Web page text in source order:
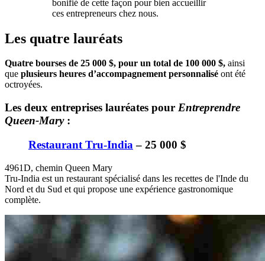
bonifié de cette façon pour bien accueillir
ces entrepreneurs chez nous.
Les quatre lauréats
Quatre bourses de 25 000 $, pour un total de 100 000 $, ainsi
que plusieurs heures d’accompagnement personnalisé ont été
octroyées.
Les deux entreprises lauréates pour Entreprendre
Queen-Mary:
Restaurant Tru-India – 25 000 $
4961D, chemin Queen Mary
Tru-India est un restaurant spécialisé dans les recettes de l'Inde du
Nord et du Sud et qui propose une expérience gastronomique
complète.